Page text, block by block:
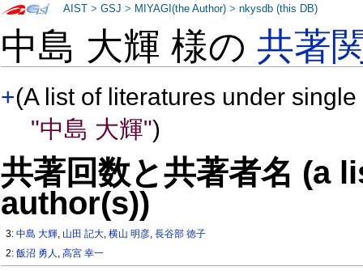
中島 大輝 様の共著
+(A list of literatures under
"中島 大輝")
共著回数と共著者名 (a
author(s))
3:中島 大輝, 山田 記大,横山 明彦,長谷部 徳子
2:飯沼 勇人 ,高宮 幸一
AIST >GSJ > MIYAGI(the Author) >nkysdb (this DB)